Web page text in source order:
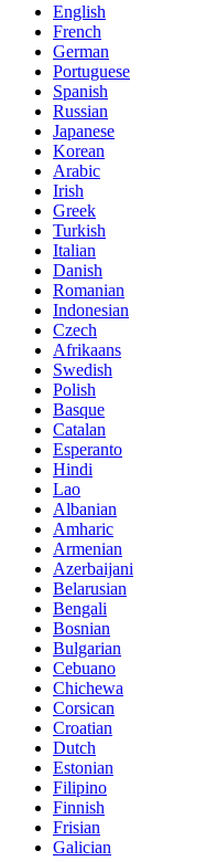
English
French
German
Portuguese
Spanish
Russian
Japanese
Korean
Arabic
Irish
Greek
Turkish
Italian
Danish
Romanian
Indonesian
Czech
Afrikaans
Swedish
Polish
Basque
Catalan
Esperanto
Hindi
Lao
Albanian
Amharic
Armenian
Azerbaijani
Belarusian
Bengali
Bosnian
Bulgarian
Cebuano
Chichewa
Corsican
Croatian
Dutch
Estonian
Filipino
Finnish
Frisian
Galician